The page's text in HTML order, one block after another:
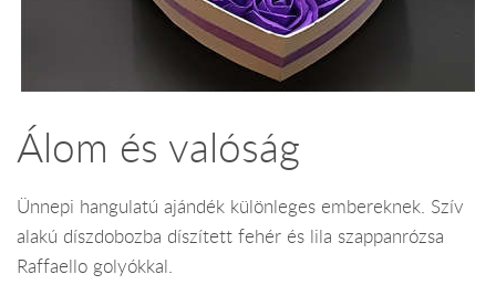
Álom és valóság
Ünnepi hangulatú ajándék különleges embereknek. Szív
alakú díszdobozba díszített fehér és lila szappanrózsa
Raffaello golyókkal.